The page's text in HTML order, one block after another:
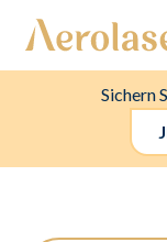
Sichern